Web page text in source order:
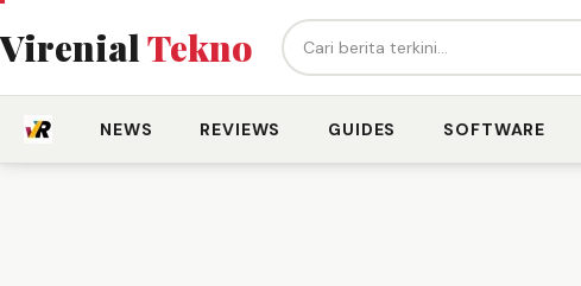
VirenialTekno Cari berita...
NEWS REVIEWS GUIDES SOFTWARE